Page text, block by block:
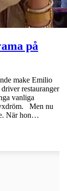
på
make Emilio
restauranger
vanliga
Men nu
När hon…